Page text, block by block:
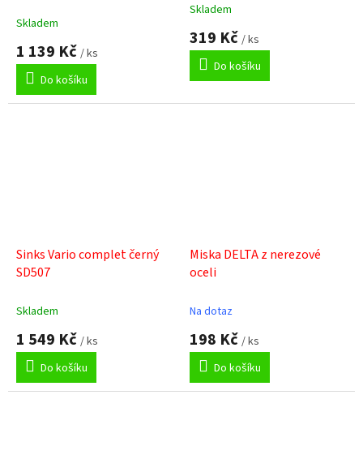
Skladem
1 139 Kč / ks
Do košíku
Průměrné
hodnocení
produktu
5,0
5
Skladem
319 Kč / ks
Do košíku
Sinks Vario complet černý
SD507
Skladem
1 549 Kč / ks
Do košíku
Miska DELTA z nerezové
oceli
Na dotaz
198 Kč / ks
Do košíku